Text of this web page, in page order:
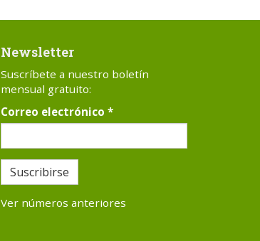
Newsletter
Suscríbete a nuestro boletín
mensual gratuito:
Correo electrónico *
Suscribirse
Ver números anteriores